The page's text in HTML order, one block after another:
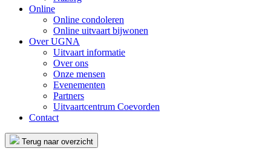
Online
Online condoleren
Online uitvaart bijwonen
Over UGNA
Uitvaart informatie
Over ons
Onze mensen
Evenementen
Partners
Uitvaartcentrum Coevorden
Contact
Terug naar overzicht